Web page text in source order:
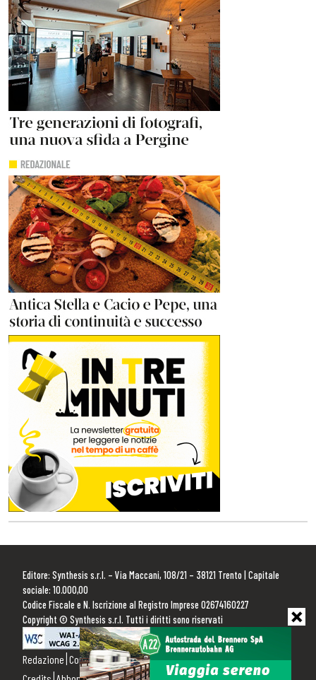
Editore: Synthesis s.r.l. – Via Maccani, 108/21 – 38121 Trento | Capitale
sociale: 10.000,00
Codice Fiscale e N. Iscrizione al Registro Imprese 02674160227
Copyright © Synthesis s.r.l. Tutti i diritti sono riservati
Redazione Contattaci Pubblicità Privacy Policy Cookie Policy